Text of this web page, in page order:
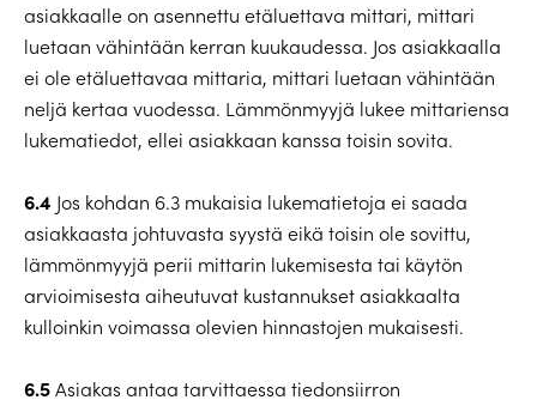
asiakkaalle on asennettu etäluettava mittari, mittari
luetaan vähintään kerran kuukaudessa. Jos asiakkaalla
ei ole etäluettavaa mittaria, mittari luetaan vähintään
neljä kertaa vuodessa. Lämmönmyyjä lukee mittariensa
lukematiedot, ellei asiakkaan kanssa toisin sovita.
6.4 Jos kohdan 6.3 mukaisia lukematietoja ei saada
asiakkaasta johtuvasta syystä eikä toisin ole sovittu,
lämmönmyyjä perii mittarin lukemisesta tai käytön
arvioimisesta aiheutuvat kustannukset asiakkaalta
kulloinkin voimassa olevien hinnastojen mukaisesti.
6.5Asiakas antaa tarvittaessa tiedonsiirron